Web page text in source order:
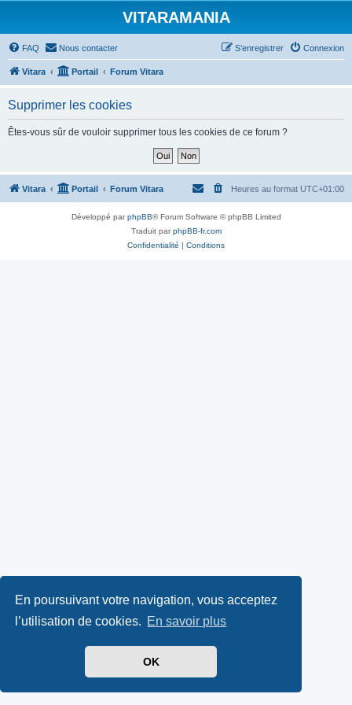
En poursuivant votre navigation, vous acceptez
l’utilisation de cookies. En savoir plus
OK
VITARAMANIA
FAQ Nous contacter Connexion
S’enregistrer
Vitara Portail Forum Vitara
Supprimer les cookies
Êtes-vous sûr de vouloir supprimer tous les cookies de ce forum ?
Vitara Portail Forum Vitara Heures au format UTC+01:00
Développé parphpBB® Forum Software © phpBB Limited
Traduit parphpBB-fr.com
Confidentialité | Conditions